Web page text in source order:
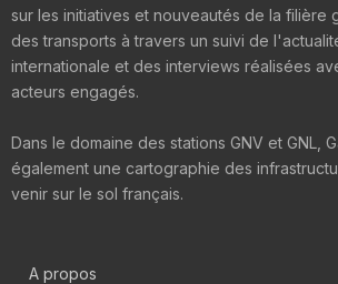
sur les initiatives et nouveautés de la filière
des transports à travers un suivi de
internationale et des interviews réalisées
acteurs engagés.
Dans le domaine des stations GNV et GNL,
également une cartographie des
venir sur le sol français.
A propos